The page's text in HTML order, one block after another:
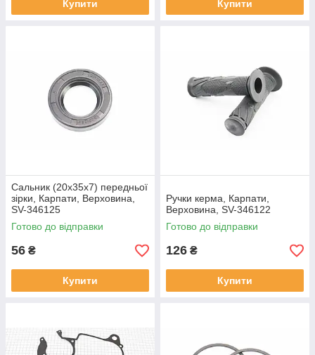
Купити Купити
Сальник (20x35x7) передньої
зірки, Карпати, Верховина,
SV-346125
Готово до відправки
56 ₴
Купити
Ручки керма, Карпати,
Верховина, SV-346122
Готово до відправки
126 ₴
Купити